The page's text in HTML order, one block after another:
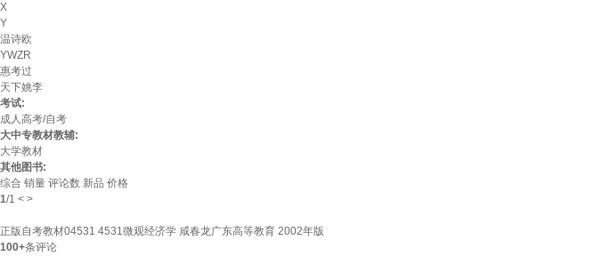
X
Y
温诗欧
YWZR
惠考过
天下姚李
考试:
成人高考/自考
大中专教材教辅:
大学教材
其他图书:
综合 销量 评论数 新品 价格
1/1 < >
正版自考教材04531 4531微观经济学 咸春龙广东高等教育 2002年版
100+条评论